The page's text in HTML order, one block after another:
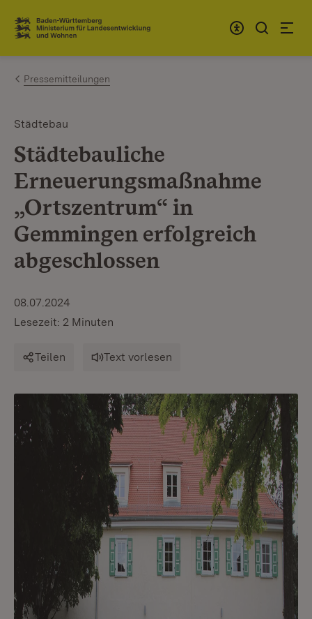
Zum Inhalt springen
Link zur Startseite
Pressemitteilungen
Städtebau
Städtebauliche
Erneuerungsmaßnahme
„Ortszentrum“ in
Gemmingen erfolgreich
abgeschlossen
08.07.2024
Lesezeit: 2 Minuten
Teilen Text vorlesen